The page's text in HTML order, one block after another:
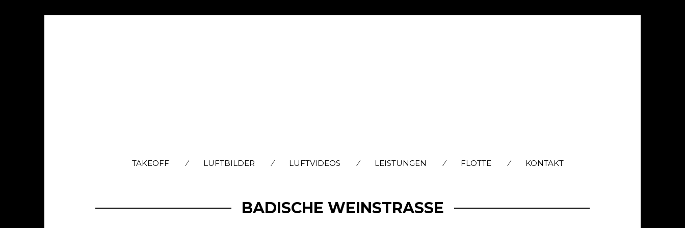
SKIP
TAKEOFF LUFTBILDER LUFTVIDEOS LEISTUNGEN FLOTTE KONTAKT
BADISCHE WEINSTRASSE